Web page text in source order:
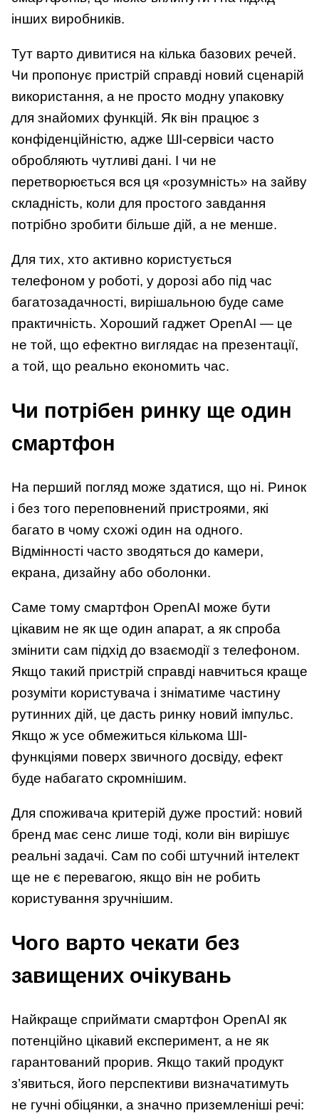
інших виробників.
Тут варто дивитися на кілька базових речей.
Чи пропонує пристрій справді новий сценарій
використання, а не просто модну упаковку
для знайомих функцій. Як він працює з
конфіденційністю, адже ШІ-сервіси часто
обробляють чутливі дані. І чи не
перетворюється вся ця «розумність» на зайву
складність, коли для простого завдання
потрібно зробити більше дій, а не менше.
Для тих, хто активно користується
телефоном у роботі, у дорозі або під час
багатозадачності, вирішальною буде саме
практичність. Хороший гаджет OpenAI — це
не той, що ефектно виглядає на презентації,
а той, що реально економить час.
Чи потрібен ринку ще один
смартфон
На перший погляд може здатися, що ні. Ринок
і без того переповнений пристроями, які
багато в чому схожі один на одного.
Відмінності часто зводяться до камери,
екрана, дизайну або оболонки.
Саме тому смартфон OpenAI може бути
цікавим не як ще один апарат, а як спроба
змінити сам підхід до взаємодії з телефоном.
Якщо такий пристрій справді навчиться краще
розуміти користувача і зніматиме частину
рутинних дій, це дасть ринку новий імпульс.
Якщо ж усе обмежиться кількома ШІ-
функціями поверх звичного досвіду, ефект
буде набагато скромнішим.
Для споживача критерій дуже простий: новий
бренд має сенс лише тоді, коли він вирішує
реальні задачі. Сам по собі штучний інтелект
ще не є перевагою, якщо він не робить
користування зручнішим.
Чого варто чекати без
завищених очікувань
Найкраще сприймати смартфон OpenAI як
потенційно цікавий експеримент, а не як
гарантований прорив. Якщо такий продукт
з’явиться, його перспективи визначатимуть
не гучні обіцянки, а значно приземленіші речі: